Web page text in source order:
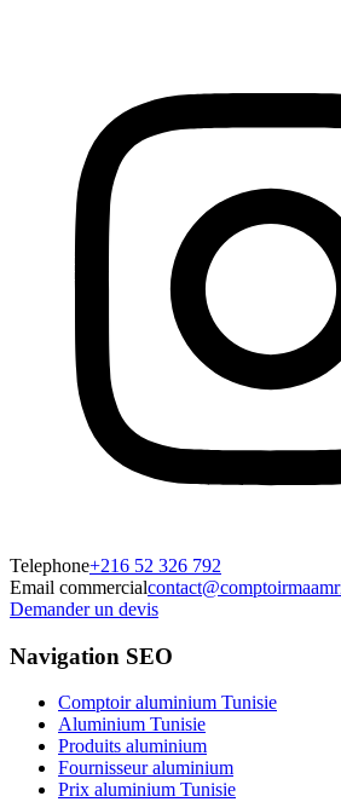
Telephone+216 52 326 792
Email commercial
Demander un devis
Navigation SEO
Comptoir aluminium Tunisie
Aluminium Tunisie
Produits aluminium
Fournisseur aluminium
Prix aluminium Tunisie